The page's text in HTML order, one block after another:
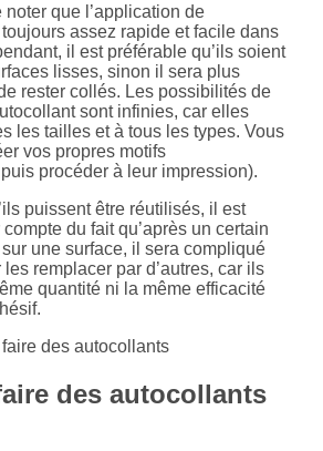
noter que l’application de
toujours assez rapide et facile dans
il est préférable qu’ils soient
lisses, sinon il sera plus
rester collés. Les possibilités de
sont infinies, car elles
les tailles et à tous les types. Vous
vos propres motifs
procéder à leur impression).
puissent être réutilisés, il est
du fait qu’après un certain
une surface, il sera compliqué
remplacer par d’autres, car ils
quantité ni la même efficacité
des autocollants